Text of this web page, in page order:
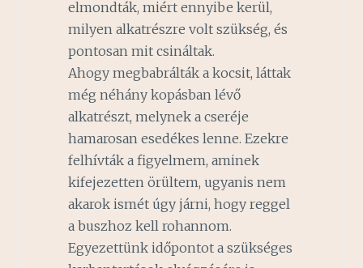
elmondták, miért ennyibe kerül,
milyen alkatrészre volt szükség, és
pontosan mit csináltak.
Ahogy megbabrálták a kocsit, láttak
még néhány kopásban lévő
alkatrészt, melynek a cseréje
hamarosan esedékes lenne. Ezekre
felhívták a figyelmem, aminek
kifejezetten örültem, ugyanis nem
akarok ismét úgy járni, hogy reggel
a buszhoz kell rohannom.
Egyezettünk időpontot a szükséges